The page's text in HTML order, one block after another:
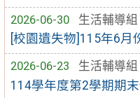
2026-06-30
生活輔導組
[校園遺失物]115年6月
2026-06-23
生活輔導組
114學年度第2學期期